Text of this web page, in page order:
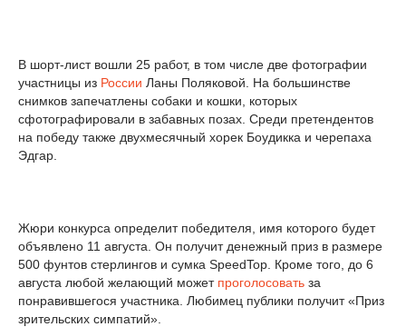
В шорт-лист вошли 25 работ, в том числе две фотографии
участницы из России Ланы Поляковой. На большинстве
снимков запечатлены собаки и кошки, которых
сфотографировали в забавных позах. Среди претендентов
на победу также двухмесячный хорек Боудикка и черепаха
Эдгар.
Жюри конкурса определит победителя, имя которого будет
объявлено 11 августа. Он получит денежный приз в размере
500 фунтов стерлингов и сумка SpeedTop. Кроме того, до 6
августа любой желающий может проголосовать за
понравившегося участника. Любимец публики получит «Приз
зрительских симпатий».